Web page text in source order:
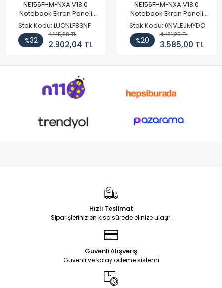
NXA V18.0
Paneli
TL
TL
NE156FHM-NXA V18.0
Notebook Ekran Paneli
Stok Kodu: 0NVLEJMYDO
%20
4.481,25 TL
3.585,00 TL
Monster
Notebook
%26
Hızlı Teslimat
Siparişleriniz en kısa sürede elinize ulaşır.
Güvenli Alışveriş
Güvenli ve kolay ödeme sistemi